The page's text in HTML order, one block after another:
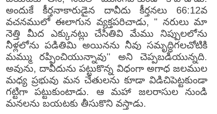
అందుకే కీర్తనాకారుడైన దావీదు కీర్తనలు 66:12వ
వచనములో ఈలాగున వ్యక్తపరిచాడు, " నరులు మా
నెత్తి మీద ఎక్కునట్లు చేసితివి మేము నిప్పులలోను
నీళ్లలోను పడితిమి అయినను నీవు సమృద్ధిగలచోటికి
మమ్ము రప్పించియున్నావు'' అని చెప్పబడియున్నది.
అవును, దావీదును పట్టుకొన్న విధంగా అగాధ జలముల
మధ్య ప్రభువు మన చేతులను కూడా విడిచిపెట్టకుండా
గట్టిగా పట్టుకుంటాడు. ఆ మహా జలరాసుల నుండి
మనలను బయటకు తీసుకొని వస్తాడు.